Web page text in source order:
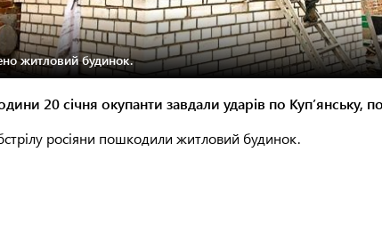
житловий будинок.
20 січня окупанти завдали ударів по Куп’янську,
росіяни пошкодили житловий будинок.